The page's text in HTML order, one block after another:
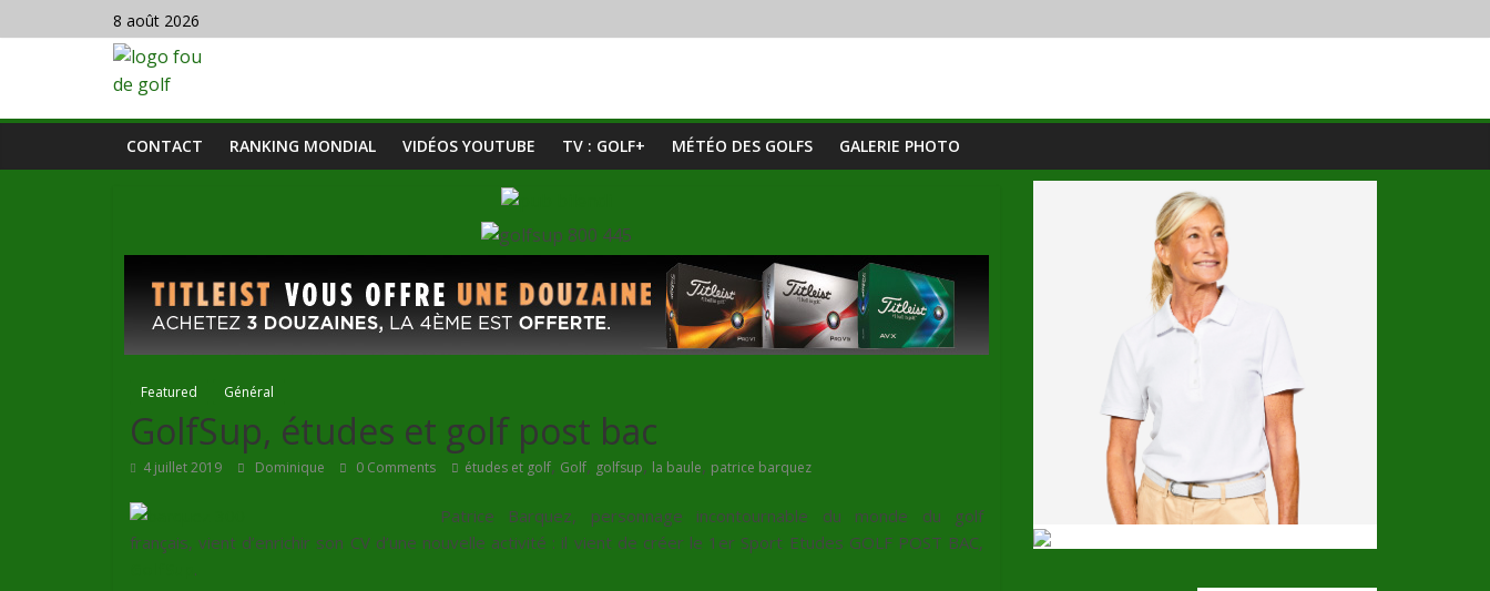
8 août 2026
CONTACT RANKING MONDIAL VIDÉOS YOUTUBE TV : GOLF+ MÉTÉO DES GOLFS GALERIE PHOTO
Featured Général
GolfSup, études et golf post bac
4 juillet 2019 Dominique 0 Comments études et golf, Golf, golfsup, la baule, patrice barquez
Patrice Barquez, personnage incontournable du monde du golf
français, vient d’enrichir son CV d’une nouvelle activité : il vient de créer le 1er Sport Etudes GOLF POST BAC,
.